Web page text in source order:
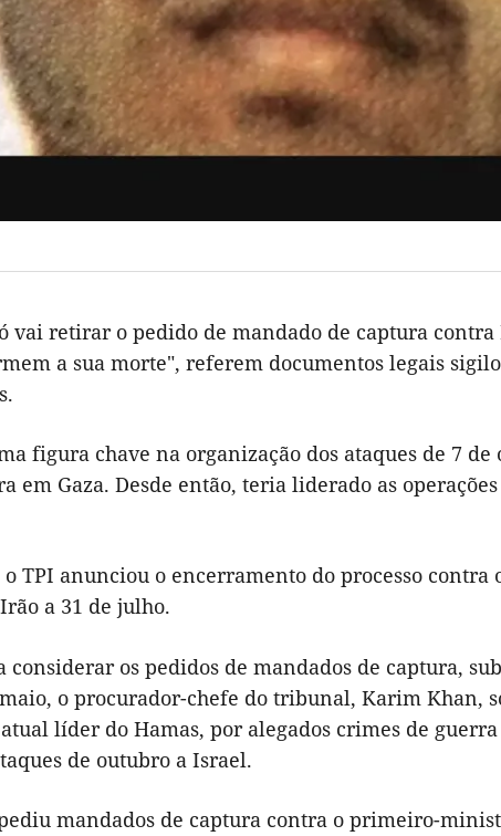
vai retirar o pedido de mandado de captura
a sua morte", referem documentos legais
figura chave na organização dos ataques de 7 de
em Gaza. Desde então, teria liderado as
o TPI anunciou o encerramento do processo
a 31 de julho.
considerar os pedidos de mandados de captura,
o procurador-chefe do tribunal, Karim Khan,
líder do Hamas, por alegados crimes de
de outubro a Israel.
mandados de captura contra o primeiro-